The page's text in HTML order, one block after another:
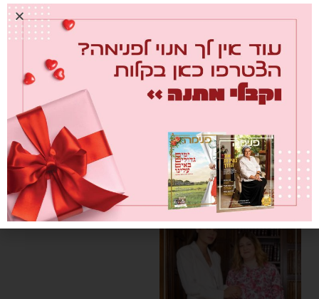
רקפת גרוס
כתבותקשורות
מה קרה לאבא?
12/07/2026
0